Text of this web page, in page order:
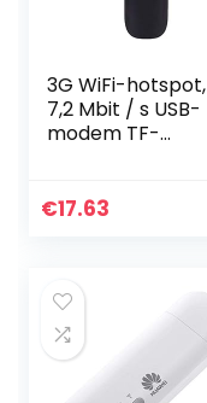
3G WiFi-hotspot,
7,2 Mbit / s USB-
modem TF-
netwerkdongle,
€17.63